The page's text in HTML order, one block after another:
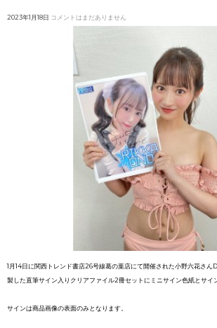
2023年1月18日 コメントはまだありません
1月14日に関西トレンド書店26号線葛の葉店にて開催された小野六花さん
製した直筆サイン入りクリアファイル2冊セットにミニサイン色紙とサイ
サインは商品画像の表面のみとなります。